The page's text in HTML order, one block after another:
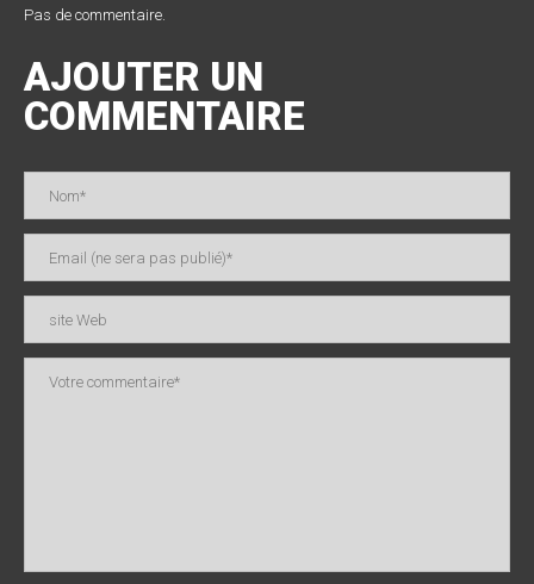
Pas de commentaire.
AJOUTER UN
COMMENTAIRE